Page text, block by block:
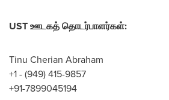
USTஊடகத் தொடர்பாளர்கள்:
Tinu Cherian Abraham
+1 - (949) 415-9857
+91-7899045194